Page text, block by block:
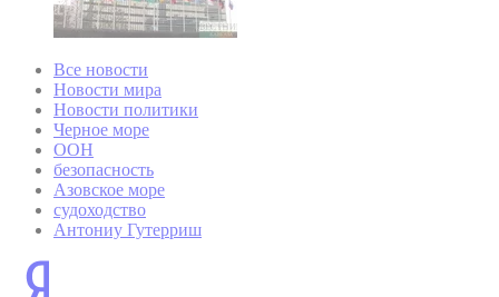
Все новости
Новости мира
Новости политики
Черное море
ООН
безопасность
Азовское море
судоходство
Антониу Гутерриш